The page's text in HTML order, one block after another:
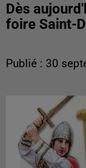
Dès
foire Saint-
Publié : 30